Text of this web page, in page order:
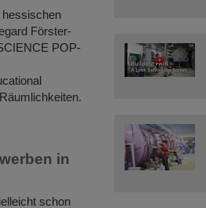
hessischen
Förster-
POP-
in
schon